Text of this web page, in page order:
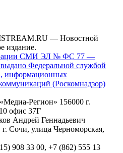
— Новостной
издание.
СМИ ЭЛ № ФС 77 —
выдано Федеральной службой
информационных
(Роскомнадзор)
Регион» 156000 г.
офис 37Г
Андрей Геннадьевич
Сочи, улица Черноморская,
908 33 00, +7 (862) 555 13